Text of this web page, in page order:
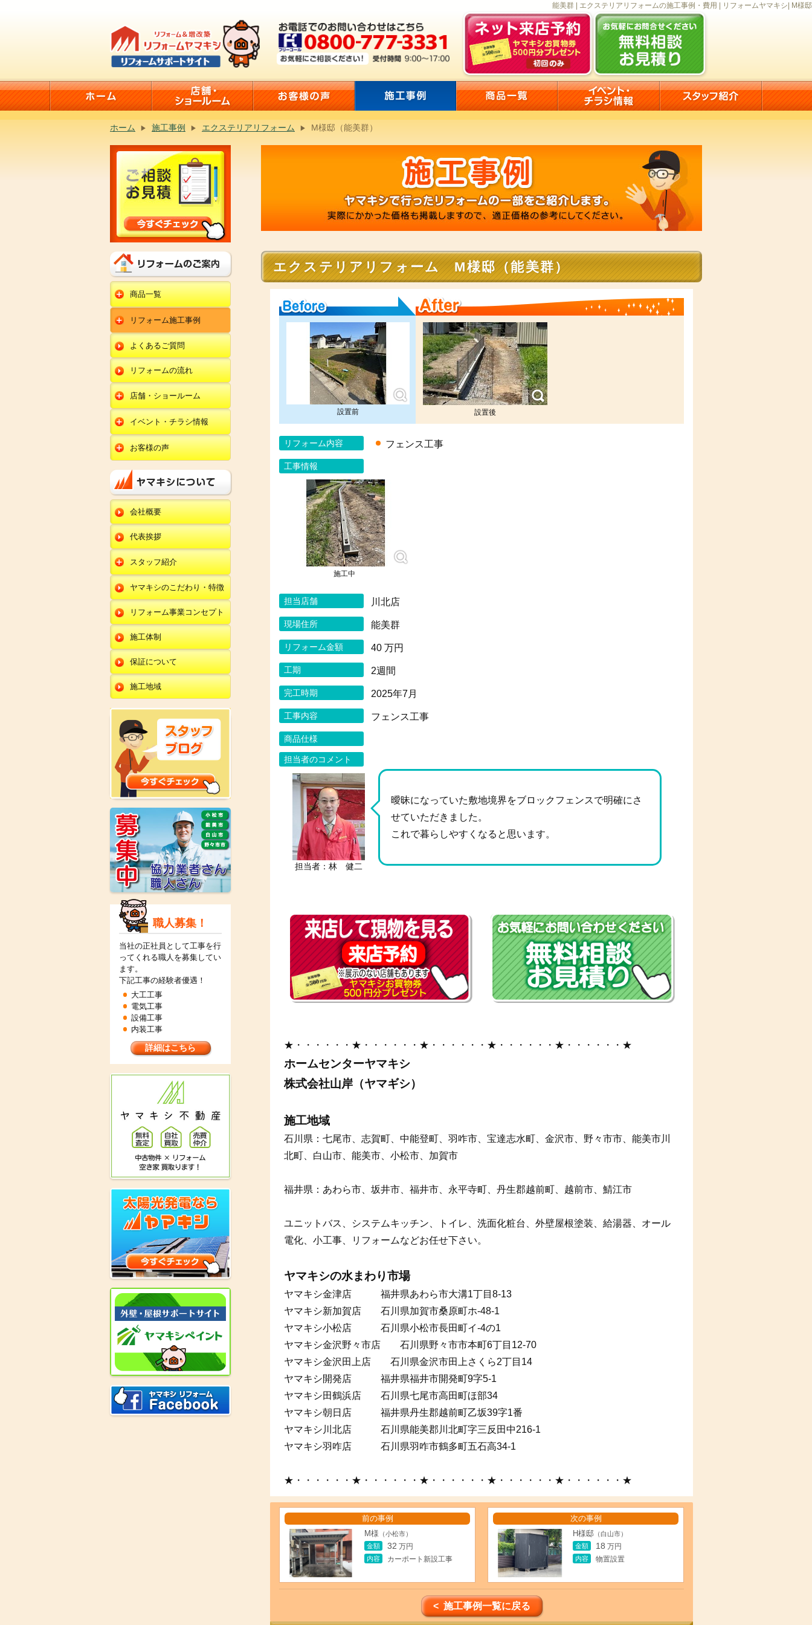
能美群 | エクステリアリフォームの施工事例・費用 | リフォームヤマキシ| M様邸
ホーム 施工事例 エクステリアリフォーム M様邸（能美群）
エクステリアリフォーム M様邸（能美群）
設置前
After
設置後
リフォーム内容 フェンス工事
工事情報
施工中
担当店舗 川北店
現場住所 能美群
リフォーム金額 40 万円
工期 2週間
完工時期 2025年7月
工事内容 フェンス工事
商品仕様
担当者のコメント
担当者：林 健二
曖昧になっていた敷地境界をブロックフェンスで明確にさ
せていただきました。
これで暮らしやすくなると思います。
★・・・・・・★・・・・・・★・・・・・・★・・・・・・★・・・・・・★
ホームセンターヤマキシ
株式会社山岸（ヤマギシ）
施工地域
石川県：七尾市、志賀町、中能登町、羽咋市、宝達志水町、金沢市、野々市市、能美市川
北町、白山市、能美市、小松市、加賀市
福井県：あわら市、坂井市、福井市、永平寺町、丹生郡越前町、越前市、鯖江市
ユニットバス、システムキッチン、トイレ、洗面化粧台、外壁屋根塗装、給湯器、オール
電化、小工事、リフォームなどお任せ下さい。
ヤマキシの水まわり市場
ヤマキシ金津店 福井県あわら市大溝1丁目8-13
ヤマキシ新加賀店 石川県加賀市桑原町ホ-48-1
ヤマキシ小松店 石川県小松市長田町イ-4の1
ヤマキシ金沢野々市店 石川県野々市市本町6丁目12-70
ヤマキシ金沢田上店 石川県金沢市田上さくら2丁目14
ヤマキシ開発店 福井県福井市開発町9字5-1
ヤマキシ田鶴浜店 石川県七尾市高田町ほ部34
ヤマキシ朝日店 福井県丹生郡越前町乙坂39字1番
ヤマキシ川北店 石川県能美郡川北町字三反田中216-1
ヤマキシ羽咋店 石川県羽咋市鶴多町五石高34-1
★・・・・・・★・・・・・・★・・・・・・★・・・・・・★・・・・・・★
前の事例
M様 （小松市）
金額
32 万円
内容
カーポート新設工事
次の事例
H様邸 （白山市）
金額
18 万円
内容
物置設置
< 施工事例一覧に戻る
商品一覧
水回りリフォーム
キッチンリフォーム
ユニットバスリフォー
ム
トイレリフォーム
洗面化粧台リフォー
ム
オール電化セット
エコキュート
給湯器
エクステリア
外壁塗装
内装リフォーム
リフォーム施工事例
キッチン
ユニットバス
トイレ
洗面化粧台
エクステリア
外壁塗装・外装工事
改装・内装リフォー
ム
修理・小工事
全面リフォーム
よくあるご質問
リフォームの流れ
店舗・ショールーム
田鶴浜店
金沢野々市店
川北店
小松店
新加賀店
金津店
朝日店
羽咋店
金沢田上店
イベント・チラシ情報
田鶴浜店
金沢野々市店
小松店
新加賀店
金津店
朝日店
羽咋店
金沢田上店
お客様の声
キッチン
ユニットバス
トイレ
洗面化粧台
オール電化・給湯器
エクステリア
外壁塗装・外壁工事
改装・内装リフォー
ム
修理・小工事
全面リフォーム
会社概要
代表挨拶
スタッフ紹介
本部
田鶴浜店
金沢野々市店
川北店
小松店
新加賀店
金津店
朝日店
羽咋店
金沢田上店
ヤマキシのこだわり・特徴
リフォーム事業コンセプト
施工体制
保証について
施工地域
職人募集！
当社の正社員として工事を行
ってくれる職人を募集してい
ます。
下記工事の経験者優遇！
大工工事
電気工事
設備工事
内装工事
詳細はこちら